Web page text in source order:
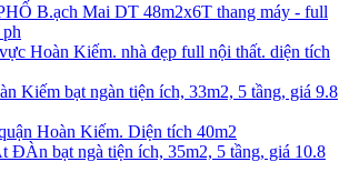
B.ạch Mai DT 48m2x6T thang máy - full
Hoàn Kiếm. nhà đẹp full nội thất. diện tích
Kiếm bạt ngàn tiện ích, 33m2, 5 tầng, giá 9.8
Hoàn Kiếm. Diện tích 40m2
ĐÀn bạt ngà tiện ích, 35m2, 5 tầng, giá 10.8